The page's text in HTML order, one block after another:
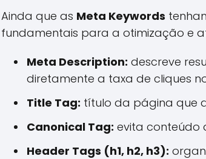
Ainda que as Meta Keywords
fundamentais para a otimização e
Meta Description: descreve
diretamente a taxa de cliques
Title Tag: título da página que
Canonical Tag: evita conteúdo
Header Tags (h1, h2, h3):